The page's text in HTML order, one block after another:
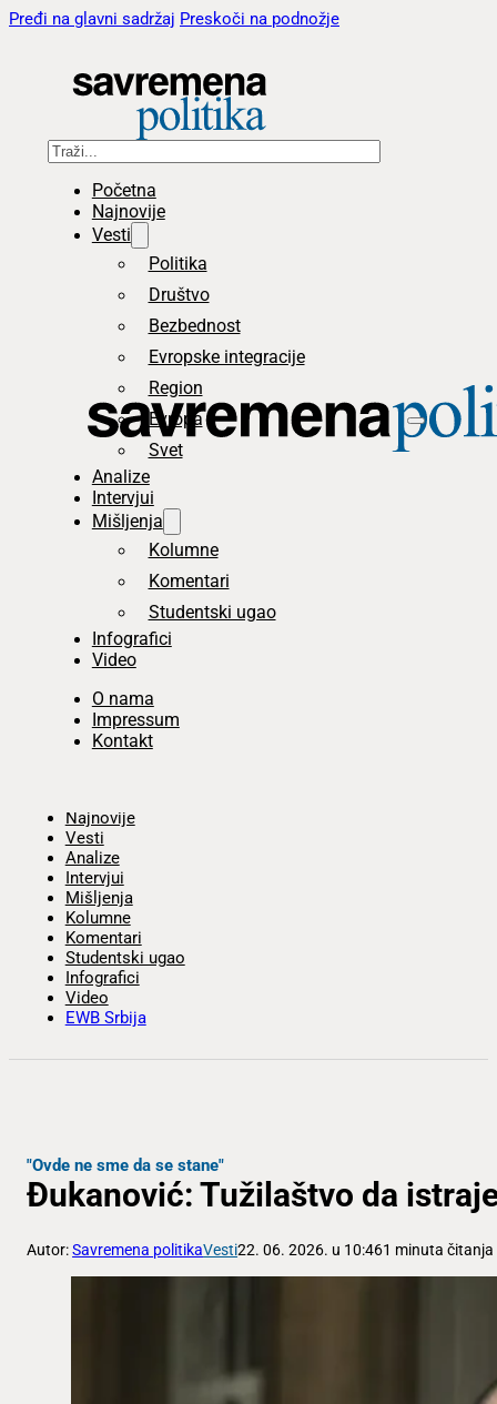
Pređi na glavni sadržaj Preskoči na podnožje
Pretraga
Početna
Najnovije
Vesti
Politika
Društvo
Bezbednost
Evropske integracije
Region
Evropa
Svet
Analize
Intervjui
Mišljenja
Kolumne
Komentari
Studentski ugao
Infografici
Video
O nama
Impressum
Kontakt
Najnovije
Vesti
Analize
Intervjui
Mišljenja
Kolumne
Komentari
Studentski ugao
Infografici
Video
EWB Srbija
"Ovde ne sme da se stane"
Đukanović: Tužilaštvo da
Autor:Savremena politikaVesti22. 06. 2026. u 10:461 minuta čitanja